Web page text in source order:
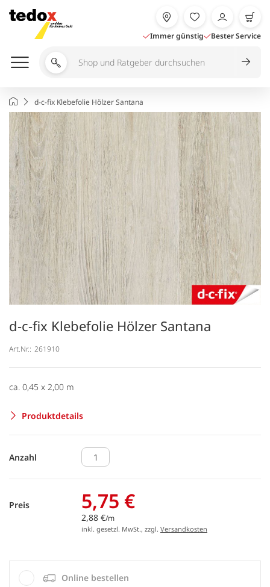
Inhalt
springen
Immer günstig Bester Service
Shop
Ratgeber
durchsuchen
Startseited-c-fix Klebefolie Hölzer Santana
d-c-fix Klebefolie Hölzer Santana
Art.Nr.: 261910
ca. 0,45 x 2,00 m
Produktdetails
Anzahl
Preis 5,75 €
2,88 €/m
inkl. gesetzl. MwSt., zzgl. Versandkosten
Online bestellen